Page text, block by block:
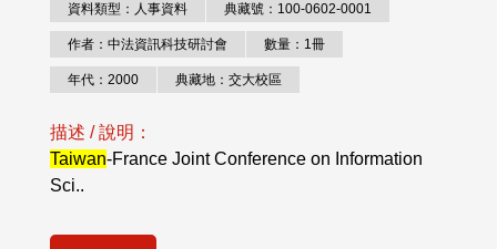
資料類型：人事資料 典藏號：100-0602-0001
作者：中法資訊科技研討會 數量：1冊
年代：2000 典藏地：交大校區
描述 / 說明：
Taiwan-France Joint Conference on Information
Sci..